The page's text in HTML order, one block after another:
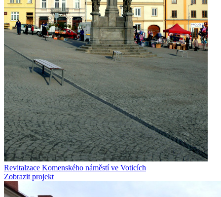
Revitalzace Komenského náměstí ve Voticích
Zobrazit projekt